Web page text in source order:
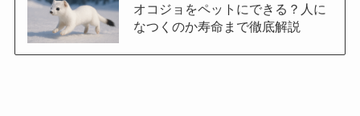
オコジョをペットにできる？人に
なつくのか寿命まで徹底解説